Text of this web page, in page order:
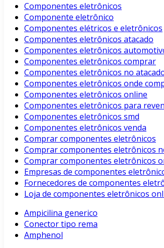
Componentes eletrônicos
Componente eletrônico
Componentes elétricos e eletrônicos
Componentes eletrônicos atacado
Componentes eletrônicos
Componentes eletrônicos comprar
Componentes eletrônicos no
Componentes eletrônicos onde
Componentes eletrônicos online
Componentes eletrônicos para
Componentes eletrônicos smd
Componentes eletrônicos venda
Comprar componentes eletrônicos
Comprar componentes eletrônicos
Comprar componentes eletrônicos
Empresas de componentes
Fornecedores de componentes
Loja de componentes eletrônicos
Ampicilina generico
Conector tipo rema
Amphenol